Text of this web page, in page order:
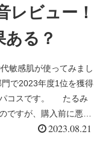
レビュー！
る？
敏感肌が使ってみまし
で2023年度1位を獲得
パコスです。 たるみ
ですが、購入前に悪
2023.08.21